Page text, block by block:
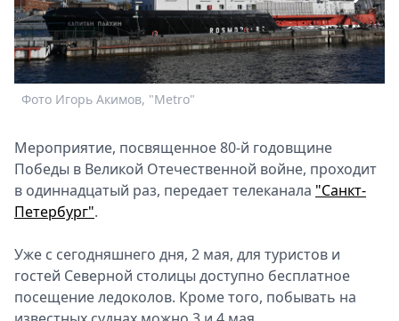
Стримы
Спецпроекты
Звезды
Выборы
2026
Metro
Фото Игорь Акимов, "Metro"
Мероприятие, посвященное 80-й годовщине
Победы в Великой Отечественной войне, проходит
в одиннадцатый раз, передает телеканала "Санкт-
Петербург".
Уже с сегодняшнего дня, 2 мая, для туристов и
гостей Северной столицы доступно бесплатное
посещение ледоколов. Кроме того, побывать на